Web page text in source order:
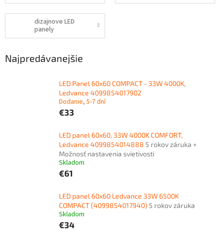
dizajnove LED
panely
Najpredávanejšie
LED Panel 60x60 COMPACT - 33W 4000K,
Ledvance 4099854017902
Dodanie, 5-7 dní
€33
LED panel 60x60, 33W 4000K COMFORT,
Ledvance 4099854014888 5 rokov záruka +
Možnosť nastavenia svietivosti
Skladom
€61
LED panel 60x60 Ledvance 33W 6500K
COMPACT (4099854017940) 5 rokov záruka
Skladom
€34